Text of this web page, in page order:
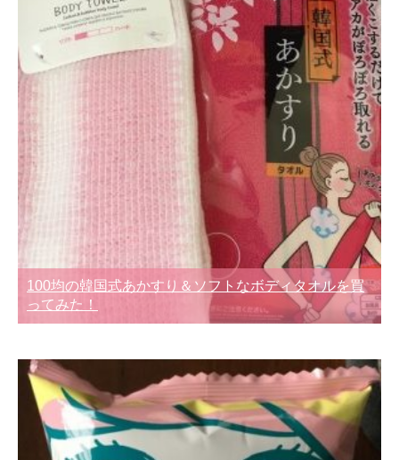
100均の韓国式あかすり＆ソフトなボディタオルを買
ってみた！